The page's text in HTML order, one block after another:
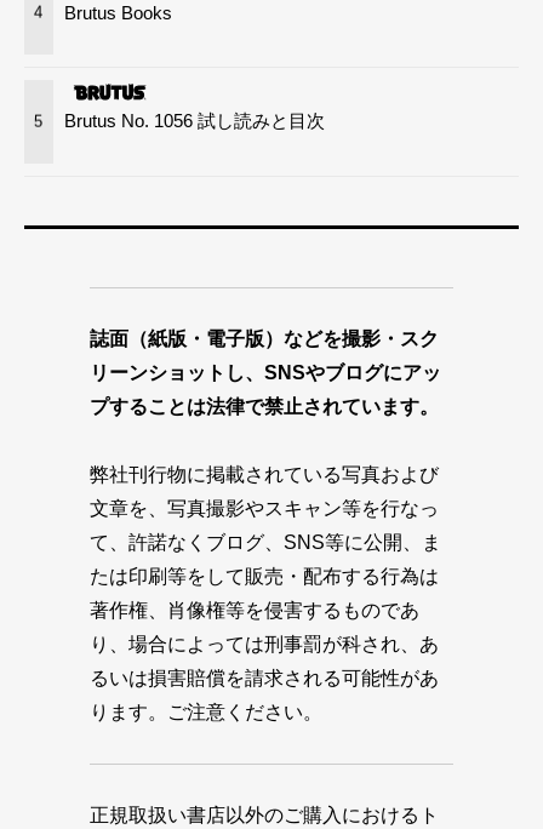
4 Brutus Books
5 Brutus No. 1056 試し読みと目次
誌面（紙版・電子版）などを撮影・スク
リーンショットし、SNSやブログにアッ
プすることは法律で禁止されています。
弊社刊行物に掲載されている写真および
文章を、写真撮影やスキャン等を行なっ
て、許諾なくブログ、SNS等に公開、ま
たは印刷等をして販売・配布する行為は
著作権、肖像権等を侵害するものであ
り、場合によっては刑事罰が科され、あ
るいは損害賠償を請求される可能性があ
ります。ご注意ください。
正規取扱い書店以外のご購入におけるト